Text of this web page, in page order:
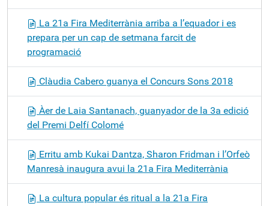
La 21a Fira Mediterrània arriba a l’equador i es
prepara per un cap de setmana farcit de
programació
Clàudia Cabero guanya el Concurs Sons 2018
Àer de Laia Santanach, guanyador de la 3a edició
del Premi Delfí Colomé
Erritu amb Kukai Dantza, Sharon Fridman i l’Orfeò
Manresà inaugura avui la 21a Fira Mediterrània
La cultura popular és ritual a la 21a Fira